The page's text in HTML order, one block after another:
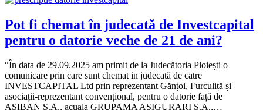
Pot fi chemat în judecată de Investcapital
pentru o datorie veche de 21 de ani?
“În data de 29.09.2025 am primit de la Judecătoria Ploiești o
comunicare prin care sunt chemat in judecată de catre
INVESTCAPITAL Ltd prin reprezentant Gănțoi, Furculiță și
asociații-reprezentant convențional, pentru o datorie față de
ASIBAN S.A., acuala GRUPAMA ASIGURARI S.A.,…